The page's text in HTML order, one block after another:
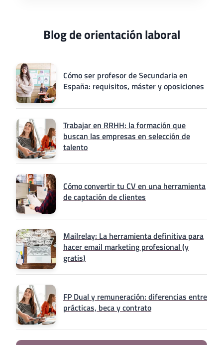
Blog de orientación laboral
Cómo ser profesor de Secundaria en
España: requisitos, máster y oposiciones
Trabajar en RRHH: la formación que
buscan las empresas en selección de
talento
Cómo convertir tu CV en una herramienta
de captación de clientes
Mailrelay: La herramienta definitiva para
hacer email marketing profesional (y
gratis)
FP Dual y remuneración: diferencias entre
prácticas, beca y contrato